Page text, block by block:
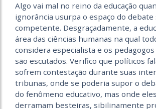
Algo vai mal no reino da educação
ignorância usurpa o espaço do debate
competente. Desgraçadamente, a
área das ciências humanas na qual
considera especialista e os
são escutados. Verifico que políticos
sofrem contestação durante suas
tribunas, onde se poderia supor o
do fenômeno educativo, mas onde
derramam besteiras, sibilinamente